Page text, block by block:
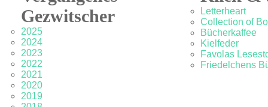
Gezwitscher
2025
2024
2023
2022
2021
2020
2019
Letterheart
Collection of
Bücherkaffee
Kielfeder
Favolas
Friedelchens